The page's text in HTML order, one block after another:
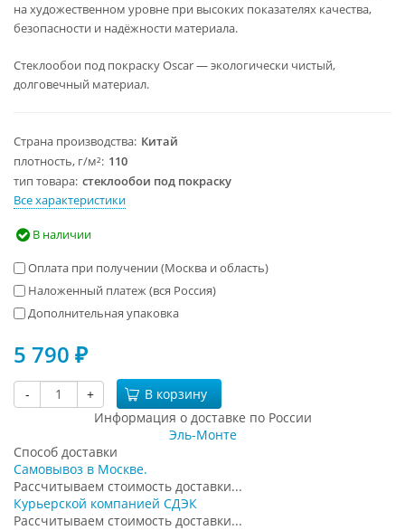
на художественном уровне при высоких показателях качества,
безопасности и надёжности материала.​
Стеклообои под покраску Oscar — экологически чистый,
долговечный материал.
Страна производства Китай
плотность, г/м² 110
тип товара стеклообои под покраску
Все характеристики
В наличии
Оплата при получении (Москва и область)
Наложенный платеж (вся Россия)
Дополнительная упаковка
5 790 ₽
- +
В корзину
Информация о доставке по России
Эль-Монте
Способ доставки
Самовывоз в Москве.
Рассчитываем стоимость доставки...
Курьерской компанией СДЭК
Рассчитываем стоимость доставки...